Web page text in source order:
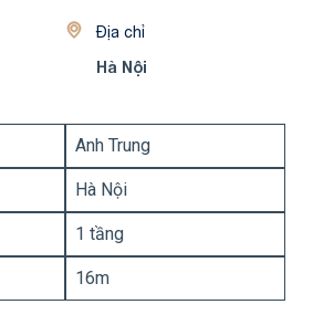
Địa chỉ
Hà Nội
Anh Trung
Hà Nội
1 tầng
16m